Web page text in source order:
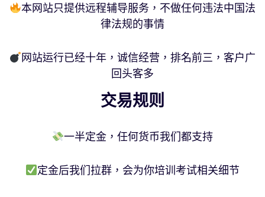
本网站只提供远程辅导服务，不做任何违法中国法
律法规的事情
网站运行已经十年，诚信经营，排名前三，客户广
回头客多
交易规则
一半定金，任何货币我们都支持
定金后我们拉群，会为你培训考试相关细节